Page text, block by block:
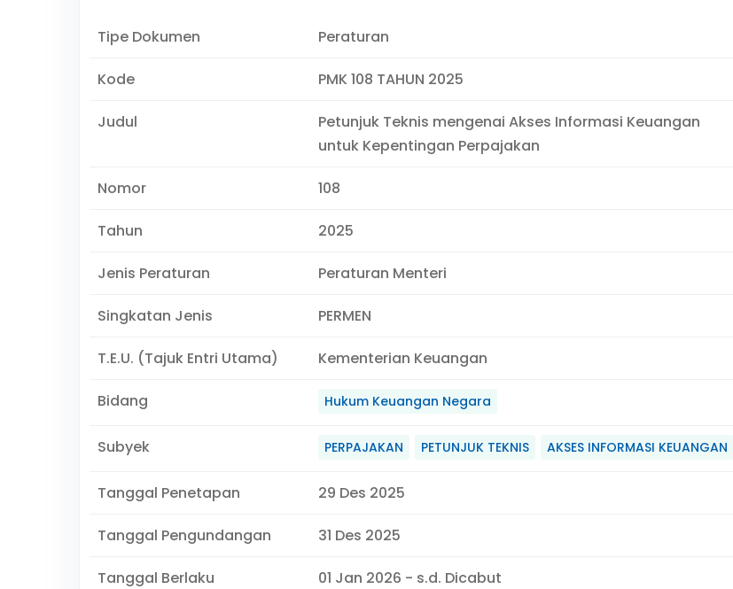
Tipe Dokumen Peraturan
Kode PMK 108 TAHUN 2025
Judul
Petunjuk Teknis mengenai Akses Informasi Keuangan
untuk Kepentingan Perpajakan
Nomor 108
Tahun 2025
Jenis Peraturan Peraturan Menteri
Singkatan Jenis PERMEN
T.E.U. (Tajuk Entri Utama) Kementerian Keuangan
Bidang Hukum Keuangan Negara
Subyek PERPAJAKAN PETUNJUK TEKNIS AKSES INFORMASI KEUANGAN
Tanggal Penetapan 29 Des 2025
Tanggal Pengundangan 31 Des 2025
Tanggal Berlaku 01 Jan 2026 - s.d. Dicabut